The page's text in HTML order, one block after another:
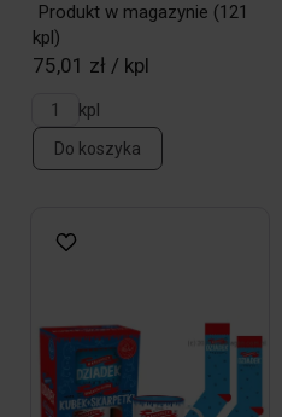
Produkt w magazynie (121
kpl)
75,01 zł / kpl
kpl
Do koszyka